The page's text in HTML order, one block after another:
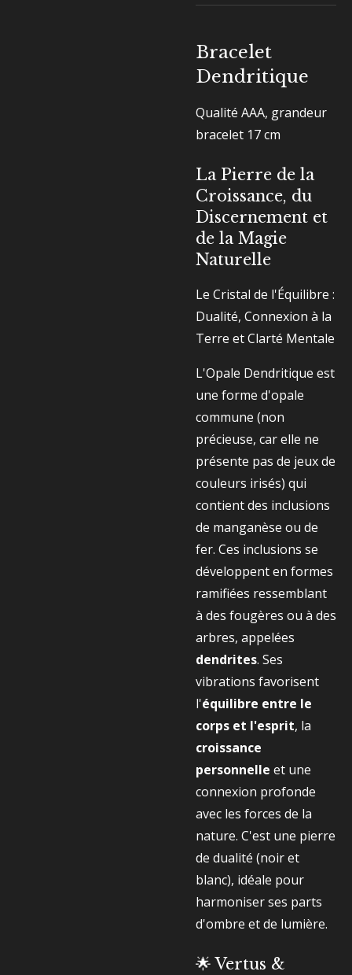
Bracelet
Dendritique
Qualité AAA, grandeur
bracelet 17 cm
La Pierre de la
Croissance, du
Discernement et
de la Magie
Naturelle
Le Cristal de l'Équilibre :
Dualité, Connexion à la
Terre et Clarté Mentale
L'Opale Dendritique est
une forme d'opale
commune (non
précieuse, car elle ne
présente pas de jeux de
couleurs irisés) qui
contient des inclusions
de manganèse ou de
fer. Ces inclusions se
développent en formes
ramifiées ressemblant
à des fougères ou à des
arbres, appelées
dendrites. Ses
vibrations favorisent
l'équilibre entre le
corps et l'esprit, la
croissance
personnelle et une
connexion profonde
avec les forces de la
nature. C'est une pierre
de dualité (noir et
blanc), idéale pour
harmoniser ses parts
d'ombre et de lumière.
🌟 Vertus &